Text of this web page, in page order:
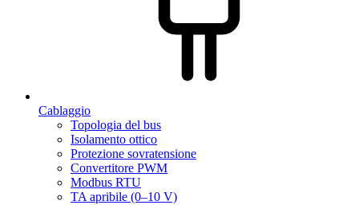
Cablaggio
Topologia del bus
Isolamento ottico
Protezione sovratensione
Convertitore PWM
Modbus RTU
TA apribile (0–10 V)